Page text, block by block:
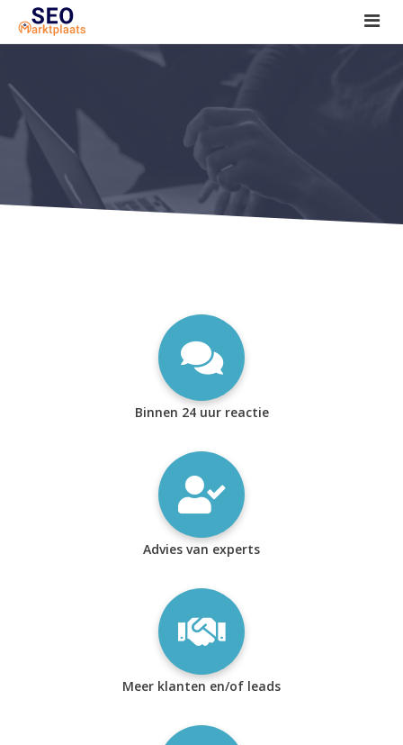
SEO tools reviews
Marketeer bij jou in de buurt?
Offerte
1. Seo voor beginners +
2. Onderzoeken +
Binnen 24 uur reactie
Advies van experts
Meer klanten en/of leads